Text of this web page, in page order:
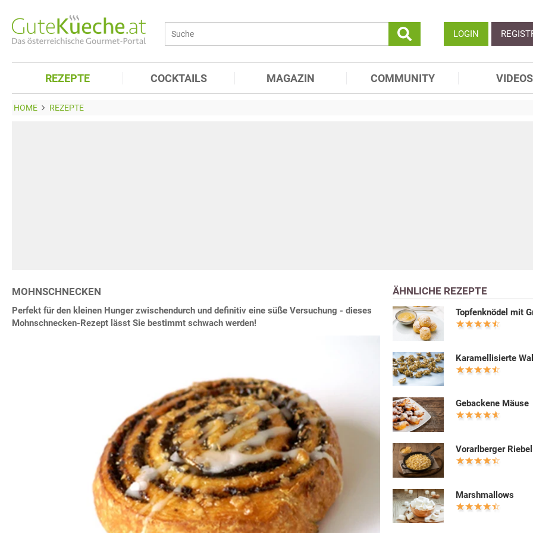
LOGIN
REZEPTE COCKTAILS MAGAZIN COMMUNITY VIDEOS
HOME REZEPTE
MOHNSCHNECKEN
Perfekt für den kleinen Hunger zwischendurch und definitiv eine süße Versuchung - dieses
Mohnschnecken-Rezept lässt Sie bestimmt schwach werden!
ÄHNLICHE REZEPTE
Topfenknödel mit
Karamellisierte
Gebackene Mäuse
Vorarlberger Riebel
Marshmallows